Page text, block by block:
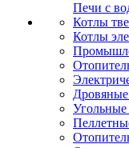
Печи с
Котлы
Котлы
Угольные